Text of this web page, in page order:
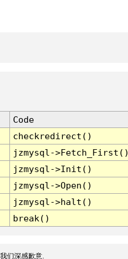
Code
checkredirect()
jzmysql-
jzmysql->Init()
jzmysql->Open()
jzmysql->halt()
break()
们深感歉意.